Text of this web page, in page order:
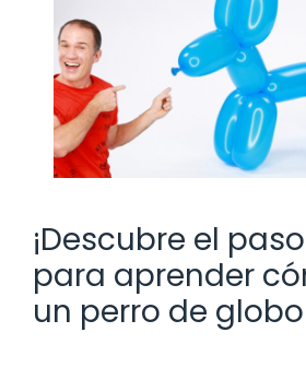
¡Descubre el
para aprender
un perro de